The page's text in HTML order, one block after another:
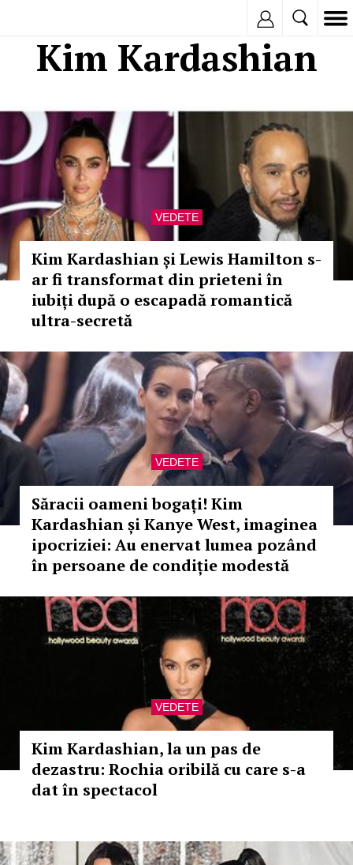
Kim Kardashian
VEDETE
Kim Kardashian și Lewis Hamilton s-
ar fi transformat din prieteni în
iubiți după o escapadă romantică
ultra-secretă
VEDETE
Săracii oameni bogați! Kim
Kardashian și Kanye West, imaginea
ipocriziei: Au enervat lumea pozând
în persoane de condiție modestă
VEDETE
Kim Kardashian, la un pas de
dezastru: Rochia oribilă cu care s-a
dat în spectacol